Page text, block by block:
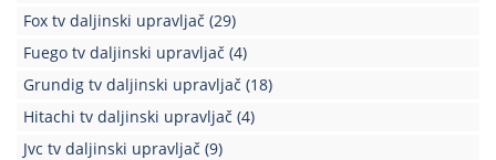
Fox tv daljinski upravljač (29)
Fuego tv daljinski upravljač (4)
Grundig tv daljinski upravljač (18)
Hitachi tv daljinski upravljač (4)
Jvc tv daljinski upravljač (9)